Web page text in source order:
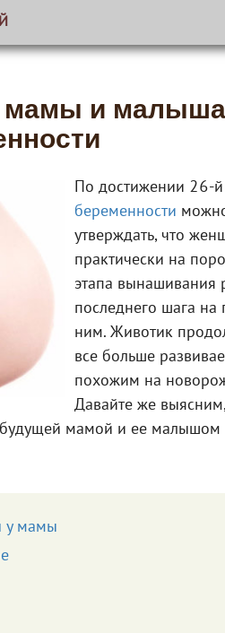
мамы и малыша
По достижении 26-
беременности
утверждать, что
практически на
этапа вынашивания
последнего шага на
ним. Животик
все больше
похожим на
Давайте же выясним,
будущей мамой и ее малышом
у мамы